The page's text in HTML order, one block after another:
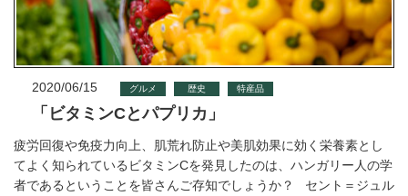
2020/06/15 グルメ 歴史 特産品
「ビタミンCとパプリカ」
疲労回復や免疫力向上、肌荒れ防止や美肌効果に効く栄養素とし
てよく知られているビタミンCを発見したのは、ハンガリー人の学
者であるということを皆さんご存知でしょうか？ セント＝ジュル